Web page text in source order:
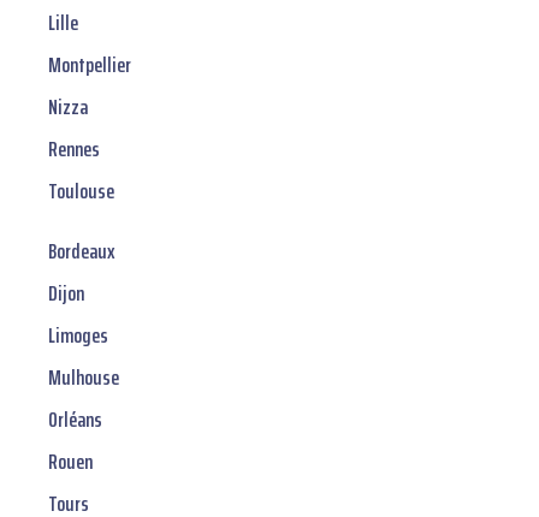
Lille
Montpellier
Nizza
Rennes
Toulouse
Bordeaux
Dijon
Limoges
Mulhouse
Orléans
Rouen
Tours